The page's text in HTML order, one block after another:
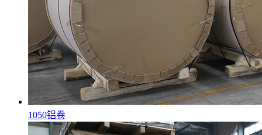
1050铝卷